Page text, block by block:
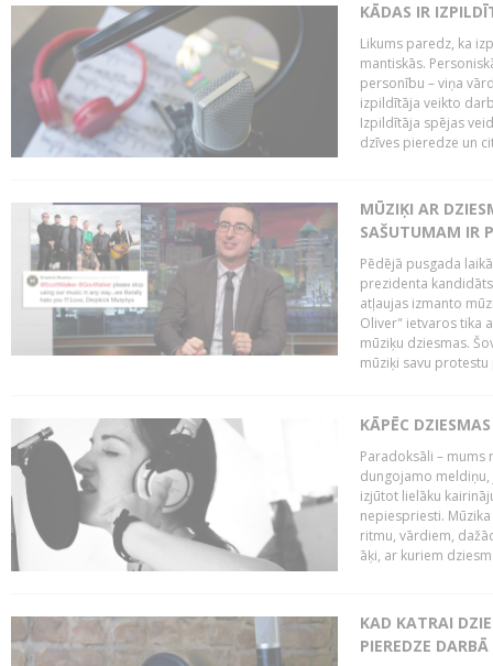
KĀDAS IR
Likums paredz, ka
mantiskās.
personību – viņa
izpildītāja veikto
Izpildītāja spējas
dzīves pieredze un
MŪZIĶI AR
SAŠUTUMAM IR
Pēdējā pusgada
prezidenta
atļaujas izmanto
Oliver" ietvaros tika
mūziķu dziesmas.
mūziķi savu
KĀPĒC
Paradoksāli – mums
dungojamo
izjūtot lielāku
nepiespriesti.
ritmu, vārdiem,
āķi, ar kuriem
KAD KATRAI
PIEREDZE